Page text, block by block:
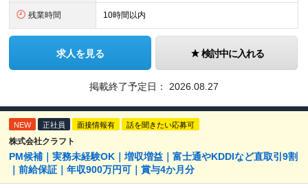
残業時間 10時間以内
求人を見る 検討中に入れる
掲載終了予定日： 2026.08.27
NEW 正社員 面接情報有 話を聞きたい応募可
株式会社クラフト
PM候補｜実務未経験OK｜増収増益｜富士通やKDDIなど直取引9割
｜前給保証｜年収900万円可｜賞与4か月分